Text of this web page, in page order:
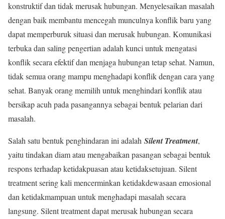
konstruktif dan tidak merusak hubungan. Menyelesaikan masalah
dengan baik membantu mencegah munculnya konflik baru yang
dapat memperburuk situasi dan merusak hubungan. Komunikasi
terbuka dan saling pengertian adalah kunci untuk mengatasi
konflik secara efektif dan menjaga hubungan tetap sehat. Namun,
tidak semua orang mampu menghadapi konflik dengan cara yang
sehat. Banyak orang memilih untuk menghindari konflik atau
bersikap acuh pada pasangannya sebagai bentuk pelarian dari
masalah.
Salah satu bentuk penghindaran ini adalah Silent Treatment,
yaitu tindakan diam atau mengabaikan pasangan sebagai bentuk
respons terhadap ketidakpuasan atau ketidaksetujuan. Silent
treatment sering kali mencerminkan ketidakdewasaan emosional
dan ketidakmampuan untuk menghadapi masalah secara
langsung. Silent treatment dapat merusak hubungan secara